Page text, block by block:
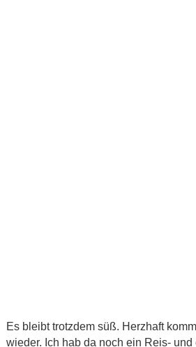
Es bleibt trotzdem süß. Herzhaft
wieder. Ich hab da noch ein Reis-